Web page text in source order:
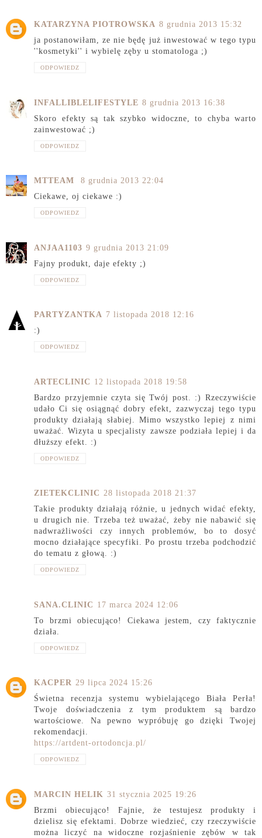
KATARZYNA PIOTROWSKA 8 grudnia 2013 15:32
ja postanowiłam, ze nie będę już inwestować w tego typu
''kosmetyki'' i wybielę zęby u stomatologa ;)
ODPOWIEDZ
INFALLIBLELIFESTYLE 8 grudnia 2013 16:38
Skoro efekty są tak szybko widoczne, to chyba warto
zainwestować ;)
ODPOWIEDZ
MTTEAM
8 grudnia 2013 22:04
Ciekawe, oj ciekawe :)
ODPOWIEDZ
ANJAA1103 9 grudnia 2013 21:09
Fajny produkt, daje efekty ;)
ODPOWIEDZ
PARTYZANTKA 7 listopada 2018 12:16
:)
ODPOWIEDZ
ARTECLINIC 12 listopada 2018 19:58
Bardzo przyjemnie czyta się Twój post. :) Rzeczywiście
udało Ci się osiągnąć dobry efekt, zazwyczaj tego typu
produkty działają słabiej. Mimo wszystko lepiej z nimi
uważać. Wizyta u specjalisty zawsze podziała lepiej i da
dłuższy efekt. :)
ODPOWIEDZ
ZIETEKCLINIC 28 listopada 2018 21:37
Takie produkty działają różnie, u jednych widać efekty,
u drugich nie. Trzeba też uważać, żeby nie nabawić się
nadwrażliwości czy innych problemów, bo to dosyć
mocno działające specyfiki. Po prostu trzeba podchodzić
do tematu z głową. :)
ODPOWIEDZ
SANA.CLINIC 17 marca 2024 12:06
To brzmi obiecująco! Ciekawa jestem, czy faktycznie
działa.
ODPOWIEDZ
KACPER 29 lipca 2024 15:26
Świetna recenzja systemu wybielającego Biała Perła!
Twoje doświadczenia z tym produktem są bardzo
wartościowe. Na pewno wypróbuję go dzięki Twojej
rekomendacji.
https://artdent-ortodoncja.pl/
ODPOWIEDZ
MARCIN HELIK 31 stycznia 2025 19:26
Brzmi obiecująco! Fajnie, że testujesz produkty i
dzielisz się efektami. Dobrze wiedzieć, czy rzeczywiście
można liczyć na widoczne rozjaśnienie zębów w tak